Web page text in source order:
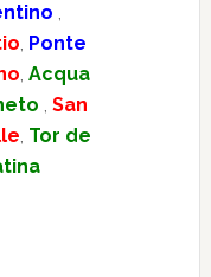
,
, Ponte
, Acqua
, San
, Tor de